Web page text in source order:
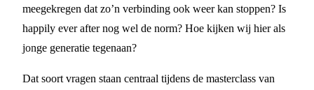
meegekregen dat zo’n verbinding ook weer kan stoppen? Is
happily ever after nog wel de norm? Hoe kijken wij hier als
jonge generatie tegenaan?
Dat soort vragen staan centraal tijdens de masterclass van